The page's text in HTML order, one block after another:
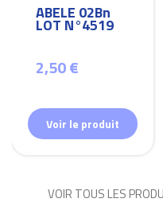
ABELE 02Bn
LOT N°4519
2,50 €
Voir le produit
VOIR TOUS LES